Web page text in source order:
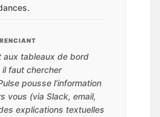
aux tableaux de bord
faut chercher
pousse l’information
vous (via Slack, email,
explications textuelles